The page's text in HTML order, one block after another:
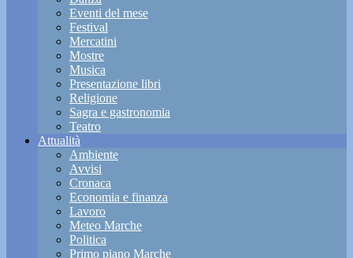
Eventi del mese
Festival
Mercatini
Mostre
Musica
Presentazione libri
Religione
Sagra e gastronomia
Teatro
Attualità
Ambiente
Avvisi
Cronaca
Economia e finanza
Lavoro
Meteo Marche
Politica
Primo piano Marche